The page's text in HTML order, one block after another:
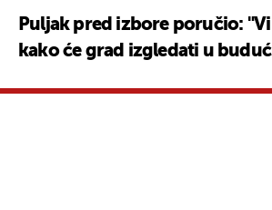
Puljak pred izbore poručio:
kako će grad izgledati u